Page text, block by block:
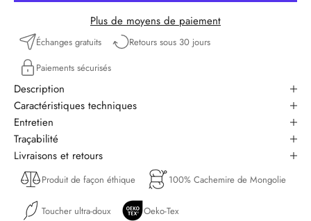
Plus de moyens de paiement
Échanges gratuits
Retours sous 30 jours
Paiements sécurisés
Description
Caractéristiques techniques
Entretien
Traçabilité
Livraisons et retours
Produit de façon éthique 100% Cachemire de Mongolie
Toucher ultra-doux Oeko-Tex